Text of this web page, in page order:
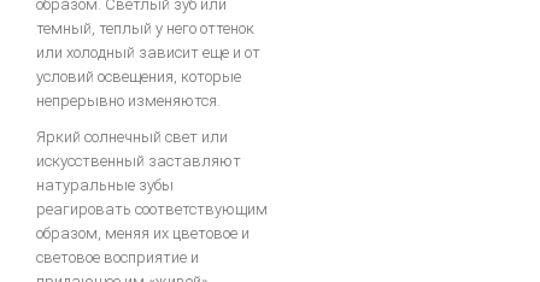
образом. Светлый зуб или
темный, теплый у него оттенок
или холодный зависит еще и от
условий освещения, которые
непрерывно изменяются.
Яркий солнечный свет или
искусственный заставляют
натуральные зубы
реагировать соответствующим
образом, меняя их цветовое и
световое восприятие и